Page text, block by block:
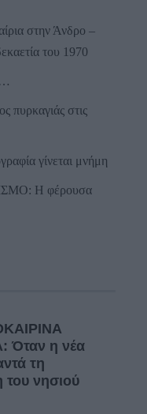
στην Άνδρο –
του 1970
στις
γίνεται μνήμη
Η φέρουσα
η νέα
τη
του νησιού